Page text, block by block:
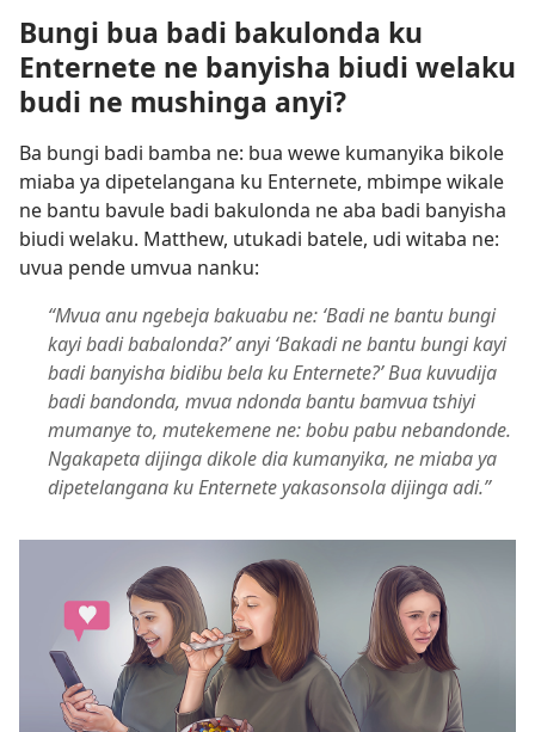
Bungi bua badi bakulonda ku
Enternete ne banyisha biudi welaku
budi ne mushinga anyi?
Ba bungi badi bamba ne: bua wewe kumanyika bikole
miaba ya dipetelangana ku Enternete, mbimpe wikale
ne bantu bavule badi bakulonda ne aba badi banyisha
biudi welaku. Matthew, utukadi batele, udi witaba ne:
uvua pende umvua nanku:
“Mvua anu ngebeja bakuabu ne: ‘Badi ne bantu bungi
kayi badi babalonda?’ anyi ‘Bakadi ne bantu bungi kayi
badi banyisha bidibu bela ku Enternete?’ Bua kuvudija
badi bandonda, mvua ndonda bantu bamvua tshiyi
mumanye to, mutekemene ne: bobu pabu nebandonde.
Ngakapeta dijinga dikole dia kumanyika, ne miaba ya
dipetelangana ku Enternete yakasonsola dijinga adi.”